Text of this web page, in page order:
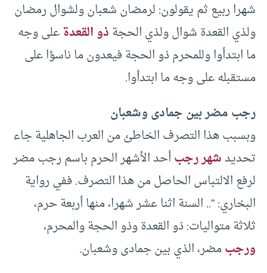
شهرا ربيع ثم يقولون: لرمضان شعبان ولشوال رمضان
ولذي القعدة شوال ولذي الحجةذو القعدةعلى وجه
ما ابتدأوا وللمحرم ذو الحجة فيعدون ما ناسؤا على
مستقبله على وجه ما ابتدأوا.
رجب مضر بين جمادى وشعبان
وبسبب هذا التصرف الخاطئ من العرب الجاهلية جاء
تحديدشهر رجبأحد الأشهر الحرم باسم رجب مضر
لرفع الالتباس الحاصل من هذا التصرف. ففي رواية
البخاري: “.. السنة اثنا عشر شهرا، منها أربعة حرم،
ثلاثة متواليات: ذو القعدة وذو الحجة والمحرم،
ورجبمضر، الذي بين جمادى وشعبان.